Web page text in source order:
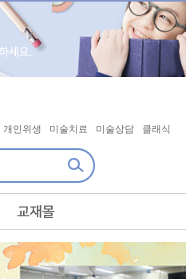
개인위생 미술치료 미술상담 클래식